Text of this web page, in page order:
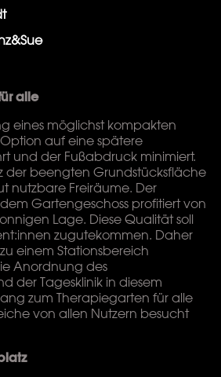
alle
eines möglichst kompakten
auf eine spätere
und der Fußabdruck minimiert.
der beengten Grundstücksfläche
nutzbare Freiräume. Der
Gartengeschoss profitiert von
Lage. Diese Qualität soll
zugutekommen. Daher
einem Stationsbereich
Anordnung des
der Tagesklinik in diesem
zum Therapiegarten für alle
von allen Nutzern besucht